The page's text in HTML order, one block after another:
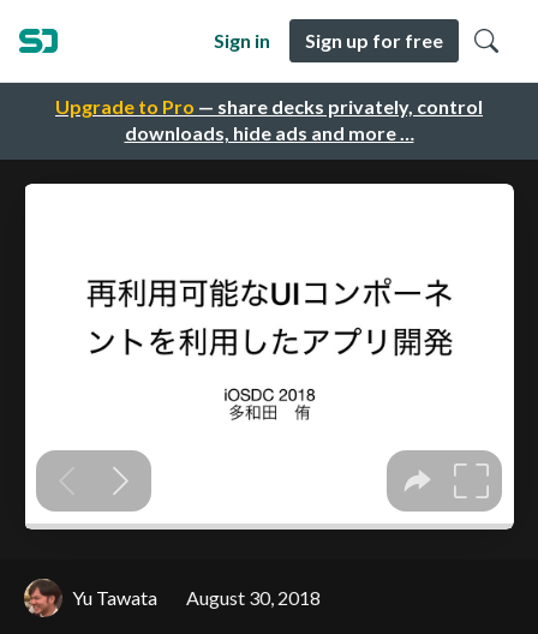
Upgrade to Pro — share decks privately, control
downloads, hide ads and more …
Sign in Sign up for free
Yu Tawata August 30, 2018